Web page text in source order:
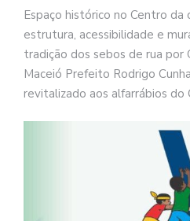
Espaço histórico no Centro da
estrutura, acessibilidade e
tradição dos sebos de rua por
Maceió Prefeito Rodrigo
revitalizado aos alfarrábios do